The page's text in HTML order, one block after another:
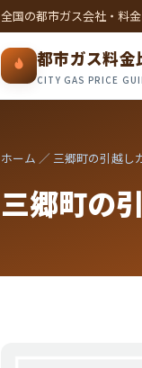
全国の都市ガス会社・料
都市ガス料金
CITY GAS PRICE
ホーム ／ 三郷町の引越し
三郷町の